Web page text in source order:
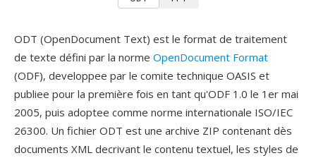
ODT (OpenDocument Text) est le format de traitement
de texte défini par la norme OpenDocument Format
(ODF), developpee par le comite technique OASIS et
publiee pour la première fois en tant qu'ODF 1.0 le 1er mai
2005, puis adoptee comme norme internationale ISO/IEC
26300. Un fichier ODT est une archive ZIP contenant dès
documents XML decrivant le contenu textuel, les styles de